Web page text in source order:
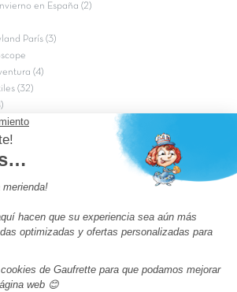
en España (2)
París (3)
(4)
(32)
estrellas en Francia
piscinas en Francia
Brava
daurada